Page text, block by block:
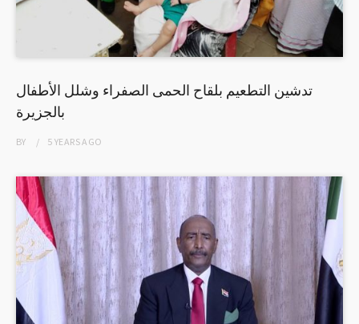
تدشين التطعيم بلقاح الحمى الصفراء وشلل الأطفال
بالجزيرة
BY 5 YEARSAGO